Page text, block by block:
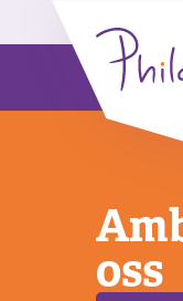
oss